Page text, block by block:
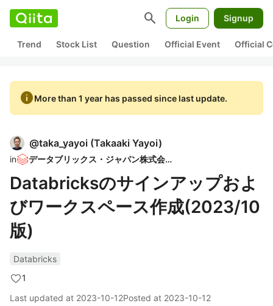
search Login Signup
Trend Stock List Question Official Event Official
infoMore than 1 year has passed since last update.
@taka_yayoi (Takaaki Yayoi)
in データブリックス・ジャパン株式会社
Databricksのサインアップおよ
びワークスペース作成(2023/10
版)
Databricks
1
Last updated at 2023-10-12Posted at 2023-10-12